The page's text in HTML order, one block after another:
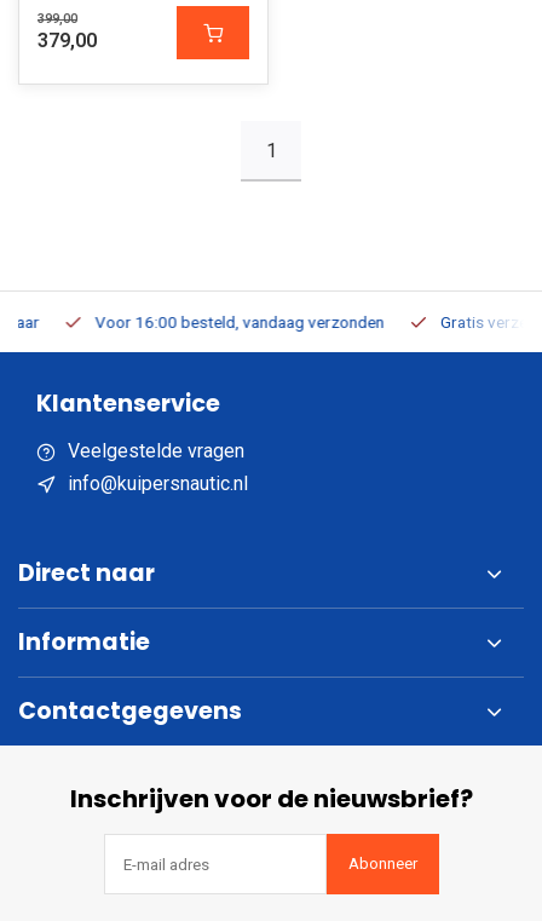
399,00
379,00
1
Voor 16:00 besteld, vandaag verzonden Gratis verzending
Klantenservice
Veelgestelde vragen
info@kuipersnautic.nl
Direct naar
Informatie
Contactgegevens
Inschrijven voor de nieuwsbrief?
Abonneer